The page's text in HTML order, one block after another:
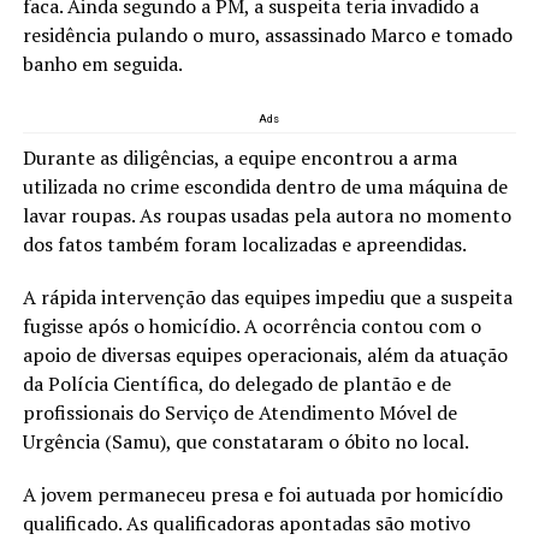
faca. Ainda segundo a PM, a suspeita teria invadido a
residência pulando o muro, assassinado Marco e tomado
banho em seguida.
Ads
Durante as diligências, a equipe encontrou a arma
utilizada no crime escondida dentro de uma máquina de
lavar roupas. As roupas usadas pela autora no momento
dos fatos também foram localizadas e apreendidas.
A rápida intervenção das equipes impediu que a suspeita
fugisse após o homicídio. A ocorrência contou com o
apoio de diversas equipes operacionais, além da atuação
da Polícia Científica, do delegado de plantão e de
profissionais do Serviço de Atendimento Móvel de
Urgência (Samu), que constataram o óbito no local.
A jovem permaneceu presa e foi autuada por homicídio
qualificado. As qualificadoras apontadas são motivo